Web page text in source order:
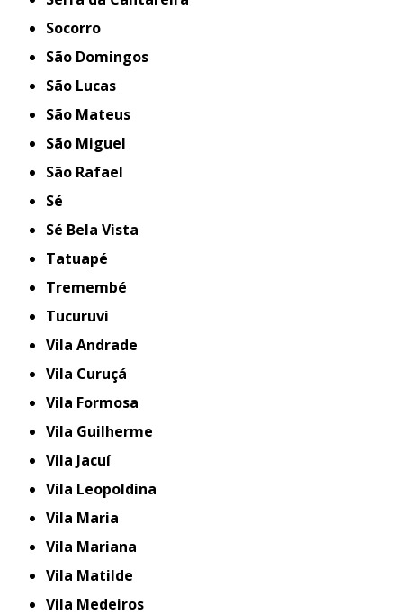
Socorro
São Domingos
São Lucas
São Mateus
São Miguel
São Rafael
Sé
Sé Bela Vista
Tatuapé
Tremembé
Tucuruvi
Vila Andrade
Vila Curuçá
Vila Formosa
Vila Guilherme
Vila Jacuí
Vila Leopoldina
Vila Maria
Vila Mariana
Vila Matilde
Vila Medeiros